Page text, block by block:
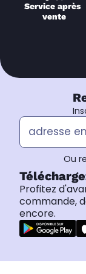
Service après
vente
Ou
Profitez
commande,
encore.